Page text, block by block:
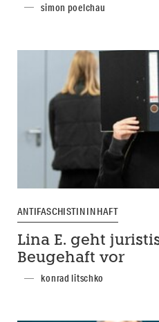
simon poelchau
ANTIFASCHISTIN IN HAFT
Lina E. geht
Beugehaft vor
konrad litschko